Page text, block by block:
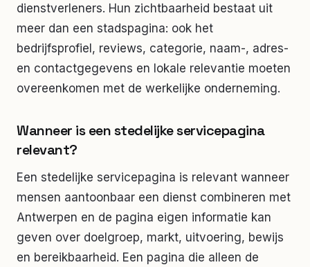
dienstverleners. Hun zichtbaarheid bestaat uit
meer dan een stadspagina: ook het
bedrijfsprofiel, reviews, categorie, naam-, adres-
en contactgegevens en lokale relevantie moeten
overeenkomen met de werkelijke onderneming.
Wanneer is een stedelijke servicepagina
relevant?
Een stedelijke servicepagina is relevant wanneer
mensen aantoonbaar een dienst combineren met
Antwerpen en de pagina eigen informatie kan
geven over doelgroep, markt, uitvoering, bewijs
en bereikbaarheid. Een pagina die alleen de